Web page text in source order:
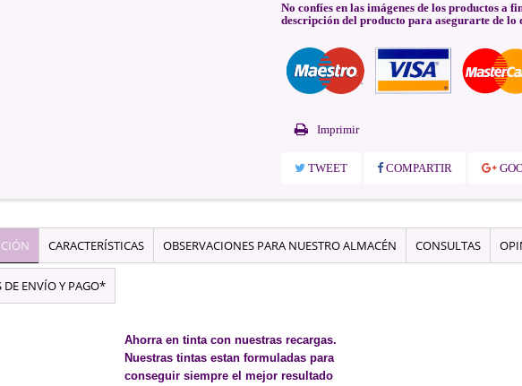
No confíes en las imágenes de los productos a
descripción del producto para asegurarte de lo
Imprimir
TWEET COMPARTIR
CARACTERÍSTICAS OBSERVACIONES PARA NUESTRO ALMACÉN CONSULTAS
DE ENVÍO Y PAGO*
Ahorra en tinta con nuestras recargas.
Nuestras tintas estan formuladas para
conseguir siempre el mejor resultado